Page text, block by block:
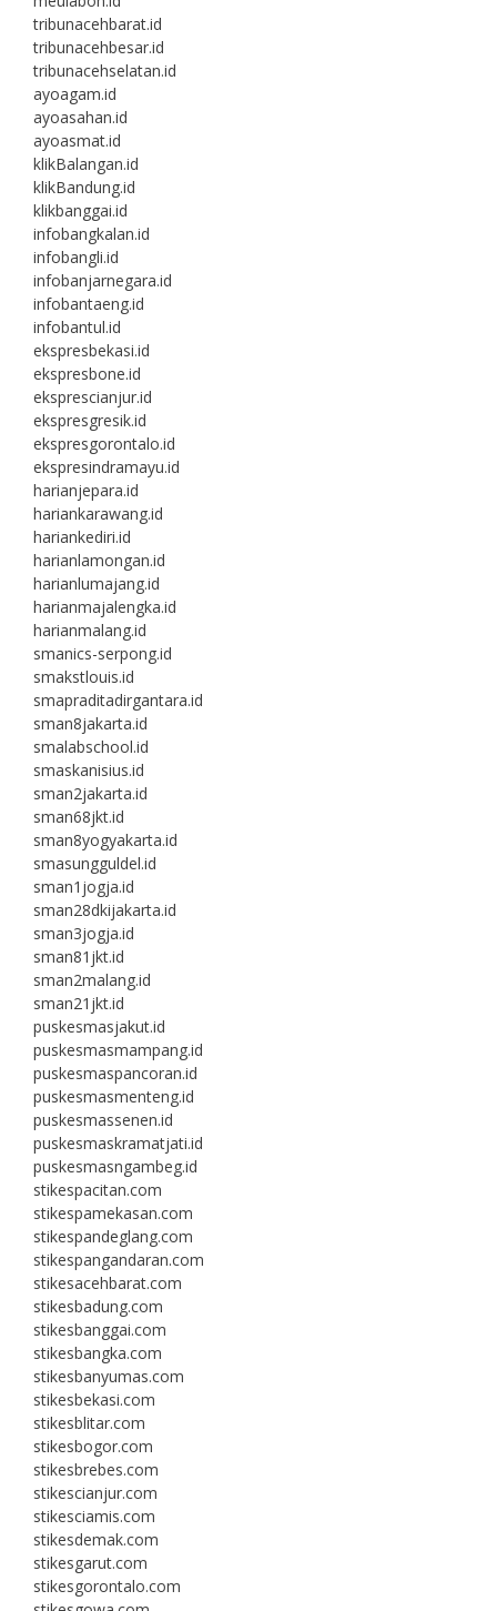
tribunacehbarat.id
tribunacehbesar.id
tribunacehselatan.id
ayoagam.id
ayoasahan.id
ayoasmat.id
klikBalangan.id
klikBandung.id
klikbanggai.id
infobangkalan.id
infobangli.id
infobanjarnegara.id
infobantaeng.id
infobantul.id
ekspresbekasi.id
ekspresbone.id
eksprescianjur.id
ekspresgresik.id
ekspresgorontalo.id
ekspresindramayu.id
harianjepara.id
hariankarawang.id
hariankediri.id
harianlamongan.id
harianlumajang.id
harianmajalengka.id
harianmalang.id
smanics-serpong.id
smakstlouis.id
smapraditadirgantara.id
sman8jakarta.id
smalabschool.id
smaskanisius.id
sman2jakarta.id
sman68jkt.id
sman8yogyakarta.id
smasungguldel.id
sman1jogja.id
sman28dkijakarta.id
sman3jogja.id
sman81jkt.id
sman2malang.id
sman21jkt.id
puskesmasjakut.id
puskesmasmampang.id
puskesmaspancoran.id
puskesmasmenteng.id
puskesmassenen.id
puskesmaskramatjati.id
puskesmasngambeg.id
stikespacitan.com
stikespamekasan.com
stikespandeglang.com
stikespangandaran.com
stikesacehbarat.com
stikesbadung.com
stikesbanggai.com
stikesbangka.com
stikesbanyumas.com
stikesbekasi.com
stikesblitar.com
stikesbogor.com
stikesbrebes.com
stikescianjur.com
stikesciamis.com
stikesdemak.com
stikesgarut.com
stikesgorontalo.com